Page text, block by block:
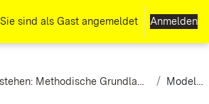
Sie sind als Gast angemeldet Anmelden
Verstehen: Methodische Grundlagen Modelle